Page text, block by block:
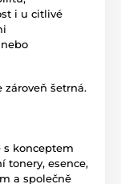
i u citlivé
zároveň šetrná.
s konceptem
tonery, esence,
a společně